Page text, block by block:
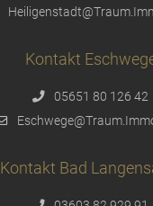
Kontakt
05651 80 126 42
Kontakt Bad